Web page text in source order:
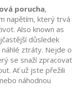
porucha,
napětím, který trvá
. Also known as
důsledek
ztráty. Nejde o
se snaží zpracovat
Ať už jste přežili
náhodnou